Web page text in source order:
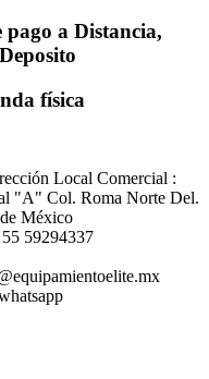
a Distancia,
física
Local Comercial :
"A" Col. Roma Norte Del.
México
59294337